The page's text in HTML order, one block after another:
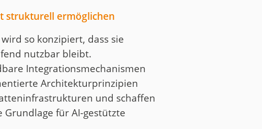
strukturell ermöglichen
so konzipiert, dass sie
nutzbar bleibt.
Integrationsmechanismen
Architekturprinzipien
und schaffen
Grundlage für AI-gestützte